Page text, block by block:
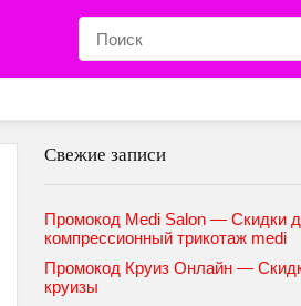
Свежие записи
Промокод Medi Salon — Скидки
компрессионный трикотаж medi
Промокод Круиз Онлайн —
круизы